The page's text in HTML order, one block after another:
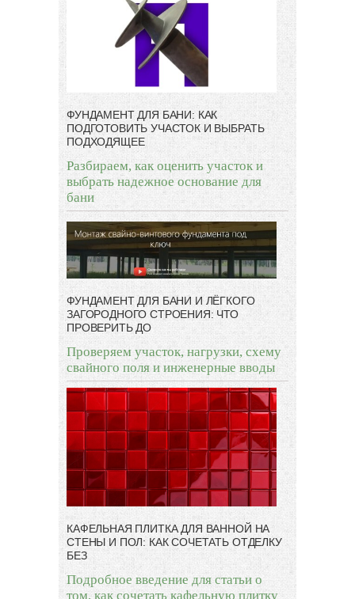
ФУНДАМЕНТ ДЛЯ БАНИ: КАК
ПОДГОТОВИТЬ УЧАСТОК И ВЫБРАТЬ
ПОДХОДЯЩЕЕ
Разбираем, как оценить участок и
выбрать надежное основание для
бани
ФУНДАМЕНТ ДЛЯ БАНИ И ЛЁГКОГО
ЗАГОРОДНОГО СТРОЕНИЯ: ЧТО
ПРОВЕРИТЬ ДО
Проверяем участок, нагрузки, схему
свайного поля и инженерные вводы
КАФЕЛЬНАЯ ПЛИТКА ДЛЯ ВАННОЙ НА
СТЕНЫ И ПОЛ: КАК СОЧЕТАТЬ ОТДЕЛКУ
БЕЗ
Подробное введение для статьи о
том, как сочетать кафельную плитку